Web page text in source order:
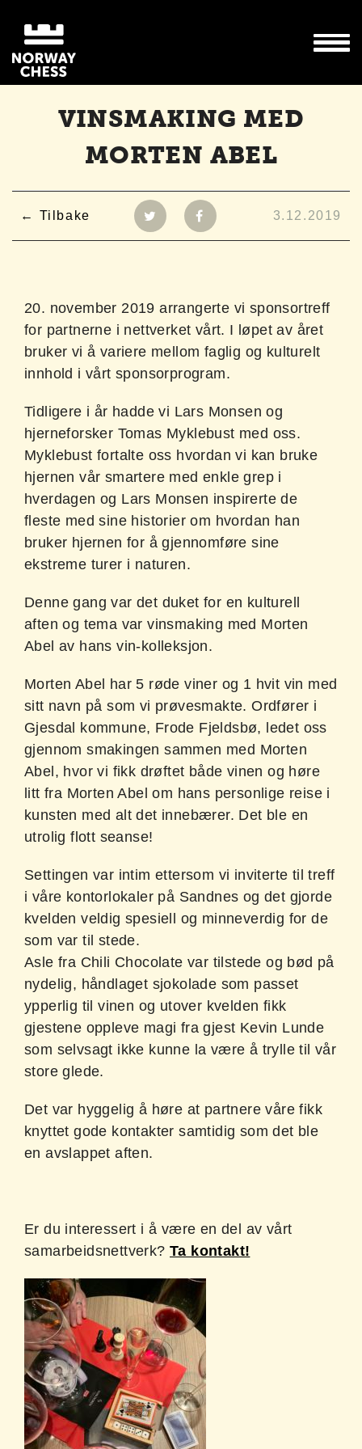
VINSMAKING MED
MORTEN ABEL
Tilbake 3.12.2019
20. november 2019 arrangerte vi sponsortreff
for partnerne i nettverket vårt. I løpet av året
bruker vi å variere mellom faglig og kulturelt
innhold i vårt sponsorprogram.
Tidligere i år hadde vi Lars Monsen og
hjerneforsker Tomas Myklebust med oss.
Myklebust fortalte oss hvordan vi kan bruke
hjernen vår smartere med enkle grep i
hverdagen og Lars Monsen inspirerte de
fleste med sine historier om hvordan han
bruker hjernen for å gjennomføre sine
ekstreme turer i naturen.
Denne gang var det duket for en kulturell
aften og tema var vinsmaking med Morten
Abel av hans vin-kolleksjon.
Morten Abel har 5 røde viner og 1 hvit vin med
sitt navn på som vi prøvesmakte. Ordfører i
Gjesdal kommune, Frode Fjeldsbø, ledet oss
gjennom smakingen sammen med Morten
Abel, hvor vi fikk drøftet både vinen og høre
litt fra Morten Abel om hans personlige reise i
kunsten med alt det innebærer. Det ble en
utrolig flott seanse!
Settingen var intim ettersom vi inviterte til treff
i våre kontorlokaler på Sandnes og det gjorde
kvelden veldig spesiell og minneverdig for de
som var til stede.
Asle fra Chili Chocolate var tilstede og bød på
nydelig, håndlaget sjokolade som passet
ypperlig til vinen og utover kvelden fikk
gjestene oppleve magi fra gjest Kevin Lunde
som selvsagt ikke kunne la være å trylle til vår
store glede.
Det var hyggelig å høre at partnere våre fikk
knyttet gode kontakter samtidig som det ble
en avslappet aften.
Er du interessert i å være en del av vårt
samarbeidsnettverk? Ta kontakt!